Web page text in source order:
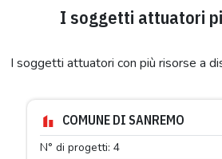
I soggetti attuatori
I soggetti attuatori con più risorse a
COMUNE DI SANREMO
N° di progetti: 4